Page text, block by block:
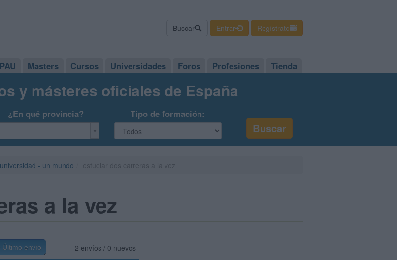
Buscar Entrar Regístrate
Masters Cursos Universidades Foros Profesiones Tienda
y másteres oficiales de España
¿En qué provincia? Tipo de formación:
- un mundo
a la vez
2 envíos / 0 nuevos
Último envío